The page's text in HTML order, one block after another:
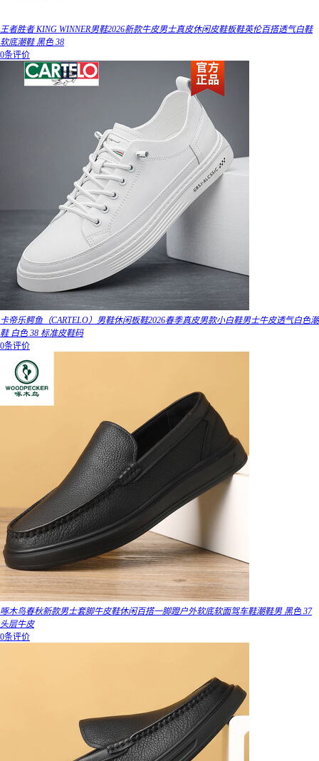
王者胜者 KING WINNER男鞋2026新款牛皮男士真皮休闲皮鞋板鞋英伦百搭透气白鞋
软底潮鞋 黑色 38
0条评价
卡帝乐鳄鱼（CARTELO）男鞋休闲板鞋2026春季真皮男款小白鞋男士牛皮透气白色潮
鞋 白色 38 标准皮鞋码
0条评价
啄木鸟春秋新款男士套脚牛皮鞋休闲百搭一脚蹬户外软底软面驾车鞋潮鞋男 黑色 37
头层牛皮
0条评价